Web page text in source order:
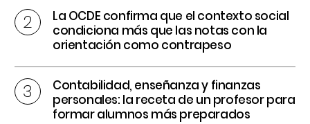
La OCDE confirma que el contexto social
condiciona más que las notas con la
orientación como contrapeso
Contabilidad, enseñanza y finanzas
personales: la receta de un profesor para
formar alumnos más preparados